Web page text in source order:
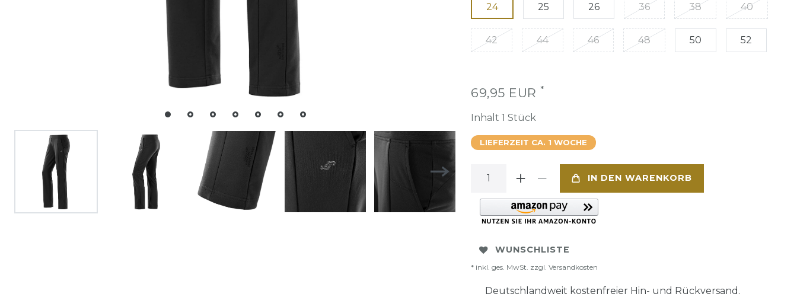
24 25 26 36 38 40
42 44 46 48 50 52
69,95 EUR *
Inhalt 1 Stück
LIEFERZEIT CA. 1 WOCHE
IN DEN WARENKORB
WUNSCHLISTE
* inkl. ges. MwSt. zzgl. Versandkosten
Deutschlandweit kostenfreier Hin- und Rückversand.